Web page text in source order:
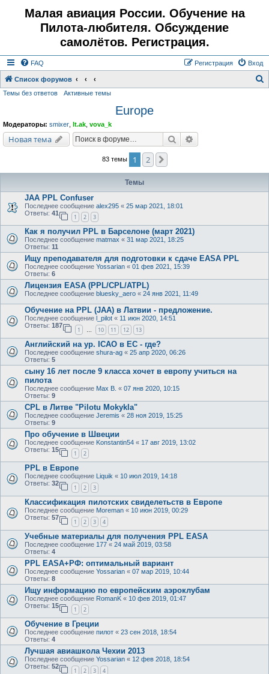
Малая авиация России. Обучение на
Пилота-любителя. Обсуждение
самолётов. Регистрация.
FAQ Вход
Регистрация
Список форумов
Темы без ответов Активные темы
Europe
Модераторы: smixer lt.ak vova_k
Новая тема Поиск
83 темы 1 2
Темы
JAA PPL Confuser
Последнее сообщение alex295 « 25 мар 2021, 18:01
Ответы: 41
1 2 3
Как я получил PPL в Барселоне (март 2021)
Последнее сообщение matmax « 31 мар 2021, 18:25
Ответы: 11
Ищу преподавателя для подготовки к сдаче EASA PPL
Последнее сообщение Yossarian « 01 фев 2021, 15:39
Ответы: 6
Лицензия EASA (PPL/CPL/ATPL)
Последнее сообщение bluesky_aero « 24 янв 2021, 11:49
Oбучениe на PPL (JAA) в Латвии - предложение.
Последнее сообщение l_pilot « 11 июн 2020, 14:51
Ответы: 187
1 … 10 11 12 13
Английский на ур. ICAO в ЕС - где?
Последнее сообщение shura-ag « 25 апр 2020, 06:26
Ответы: 5
сыну 16 лет после 9 класса хочет в европу учиться на
пилота
Последнее сообщение Max B. « 07 янв 2020, 10:15
Ответы: 9
CPL в Литве "Pilotu Mokykla"
Последнее сообщение Jeremis « 28 ноя 2019, 15:25
Ответы: 9
Про обучение в Швеции
Последнее сообщение Konstantin54 « 17 авг 2019, 13:02
Ответы: 15
1 2
PPL в Европе
Последнее сообщение Liquik « 10 июл 2019, 14:18
Ответы: 32
1 2 3
Классификация пилотских свиделетьств в Европе
Последнее сообщение Moreman « 10 июн 2019, 00:29
Ответы: 57
1 2 3 4
Учебные материалы для получения PPL EASA
Последнее сообщение 177 « 24 май 2019, 03:58
Ответы: 4
PPL EASA+РФ: оптимальный вариант
Последнее сообщение Yossarian « 07 мар 2019, 10:44
Ответы: 8
Ищу информацию по европейским аэроклубам
Последнее сообщение RomanK « 10 фев 2019, 01:47
Ответы: 15
1 2
Обучение в Греции
Последнее сообщение пилот « 23 сен 2018, 18:54
Ответы: 4
Лучшая авиашкола Чехии 2013
Последнее сообщение Yossarian « 12 фев 2018, 18:54
Ответы: 52
1 2 3 4